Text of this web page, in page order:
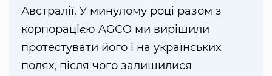
Австралії. У минулому році разом з
корпорацією AGCO ми вирішили
протестувати його і на українських
полях, після чого залишилися